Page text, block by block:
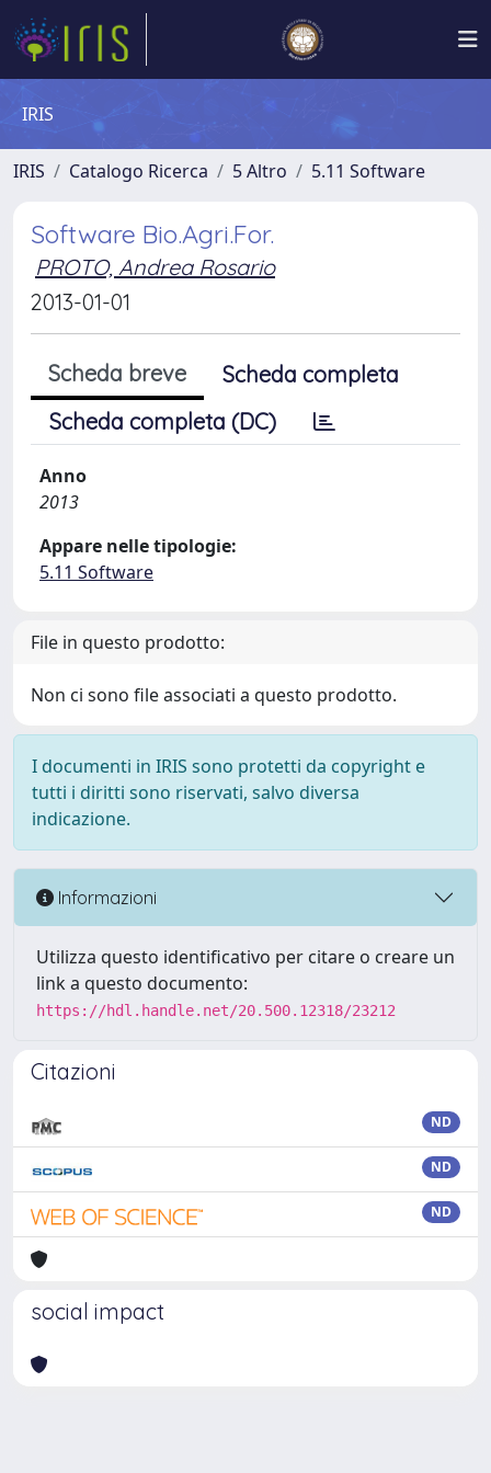
IRIS
IRIS Catalogo Ricerca 5 Altro 5.11 Software
Software Bio.Agri.For.
PROTO, Andrea Rosario
2013-01-01
Scheda breve
Scheda completa
Scheda completa (DC)
Anno
2013
Appare nelle tipologie:
5.11 Software
File in questo prodotto:
Non ci sono file associati a questo prodotto.
I documenti in IRIS sono protetti da copyright e
tutti i diritti sono riservati, salvo diversa
indicazione.
Informazioni
Utilizza questo identificativo per citare o creare un
link a questo documento:
https://hdl.handle.net/20.500.12318/23212
Citazioni
ND
ND
ND
social impact